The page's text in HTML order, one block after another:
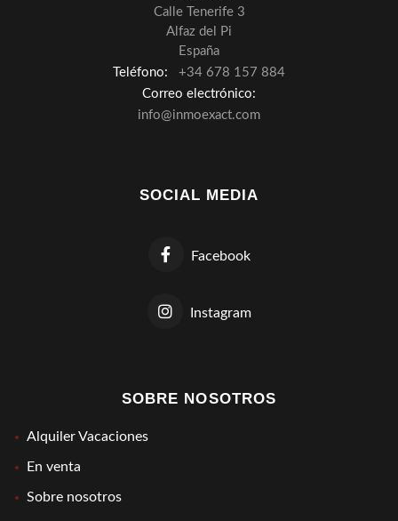
Calle Tenerife 3
Alfaz del Pi
España
Teléfono:
+34 678 157 884
Correo electrónico:
info@inmoexact.com
SOCIAL MEDIA
Facebook
Instagram
SOBRE NOSOTROS
Alquiler Vacaciones
En venta
Sobre nosotros